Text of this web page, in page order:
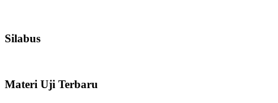
Silabus
Materi Uji Terbaru